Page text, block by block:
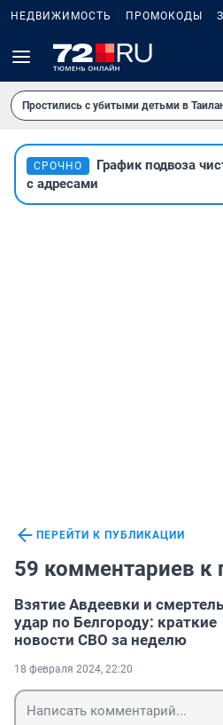
НЕДВИЖИМОСТЬ ПРОМОКОДЫ
Простились с убитыми детьми в
СРОЧНО
График подвоза
с адресами
ПЕРЕЙТИ К ПУБЛИКАЦИИ
59 комментариев к
Взятие Авдеевки и
удар по Белгороду: краткие
новости СВО за неделю
18 февраля 2024, 22:20